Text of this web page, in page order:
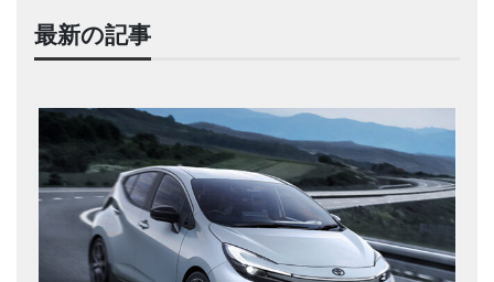
最新の記事